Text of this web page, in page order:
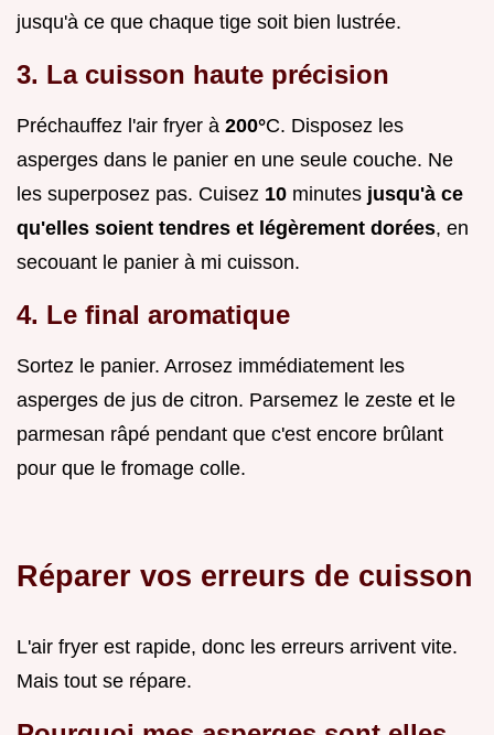
jusqu'à ce que chaque tige soit bien lustrée.
3. La cuisson haute précision
Préchauffez l'air fryer à 200°C. Disposez les
asperges dans le panier en une seule couche. Ne
les superposez pas. Cuisez 10 minutes jusqu'à ce
qu'elles soient tendres et légèrement dorées, en
secouant le panier à mi cuisson.
4. Le final aromatique
Sortez le panier. Arrosez immédiatement les
asperges de jus de citron. Parsemez le zeste et le
parmesan râpé pendant que c'est encore brûlant
pour que le fromage colle.
Réparer vos erreurs de cuisson
L'air fryer est rapide, donc les erreurs arrivent vite.
Mais tout se répare.